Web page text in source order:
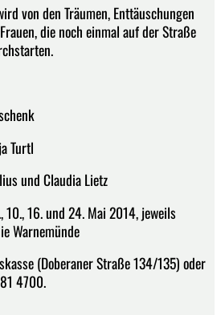
von den Träumen, Enttäuschungen
die noch einmal auf der Straße
Turtl
und Claudia Lietz
10., 16. und 24. Mai 2014, jeweils
Warnemünde
(Doberaner Straße 134/135) oder
4700.